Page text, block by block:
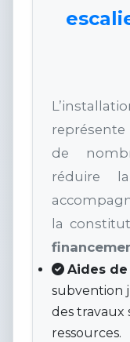
de
réduire
la
Aides de
subvention
des travaux
ressources.